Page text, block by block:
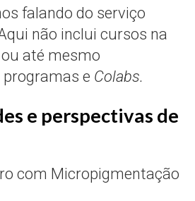
falando do serviço
não inclui cursos na
até mesmo
e Colabs.
e perspectivas de